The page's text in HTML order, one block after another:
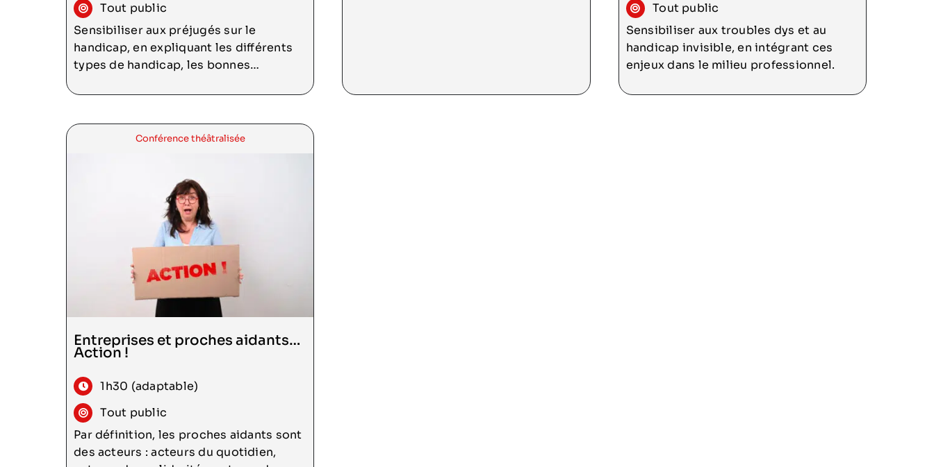
Tout public
Sensibiliser aux préjugés sur le
handicap, en expliquant les différents
types de handicap, les bonnes
intégrant une personne handicapée, et
maintien dans l’emploi.
Tout public
Sensibiliser aux troubles dys et au
handicap invisible, en intégrant ces
enjeux dans le milieu professionnel.
Conférence théâtralisée
Entreprises et proches aidants…
Action !
1h30 (adaptable)
Tout public
Par définition, les proches aidants sont
des acteurs : acteurs du quotidien,